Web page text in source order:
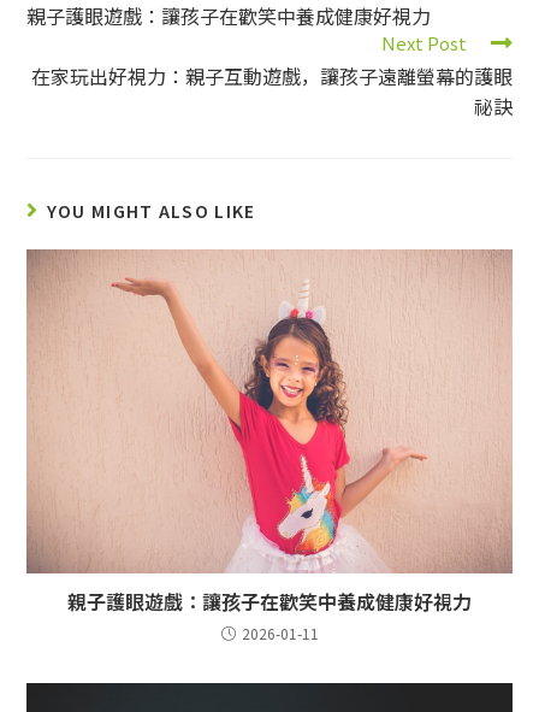
親子護眼遊戲：讓孩子在歡笑中養成健康好視力
Next Post
在家玩出好視力：親子互動遊戲，讓孩子遠離螢幕的護眼
祕訣
YOU MIGHT ALSO LIKE
親子護眼遊戲：讓孩子在歡笑中養成健康好視力
2026-01-11